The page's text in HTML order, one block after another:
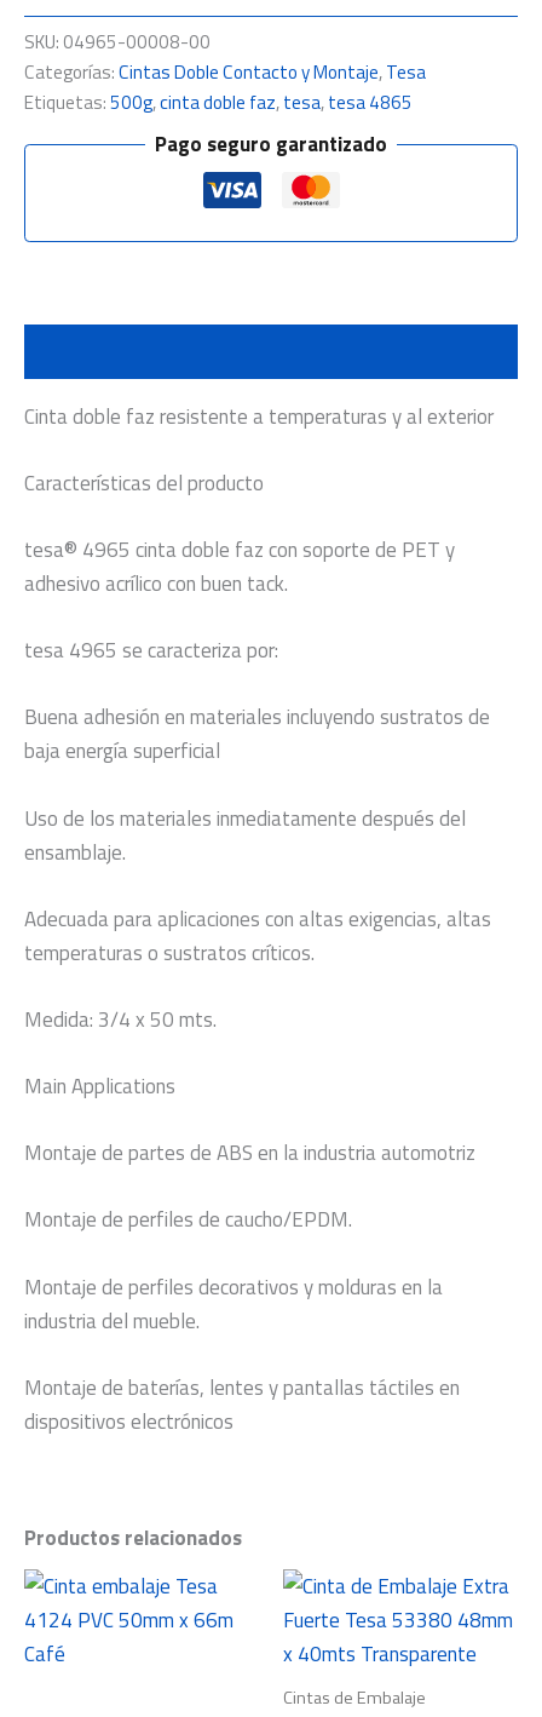
SKU: 04965-00008-00
Categorías:Cintas Doble Contacto y Montaje,Tesa
Etiquetas:500g,cinta doble faz,tesa,tesa 4865
Pago seguro garantizado
Cinta doble faz resistente a temperaturas y al exterior
Características del producto
tesa® 4965 cinta doble faz con soporte de PET y
adhesivo acrílico con buen tack.
tesa 4965 se caracteriza por:
Buena adhesión en materiales incluyendo sustratos de
baja energía superficial
Uso de los materiales inmediatamente después del
ensamblaje.
Adecuada para aplicaciones con altas exigencias, altas
temperaturas o sustratos críticos.
Medida: 3/4 x 50 mts.
Main Applications
Montaje de partes de ABS en la industria automotriz
Montaje de perfiles de caucho/EPDM.
Montaje de perfiles decorativos y molduras en la
industria del mueble.
Montaje de baterías, lentes y pantallas táctiles en
dispositivos electrónicos
Productos relacionados
Cintas de Embalaje